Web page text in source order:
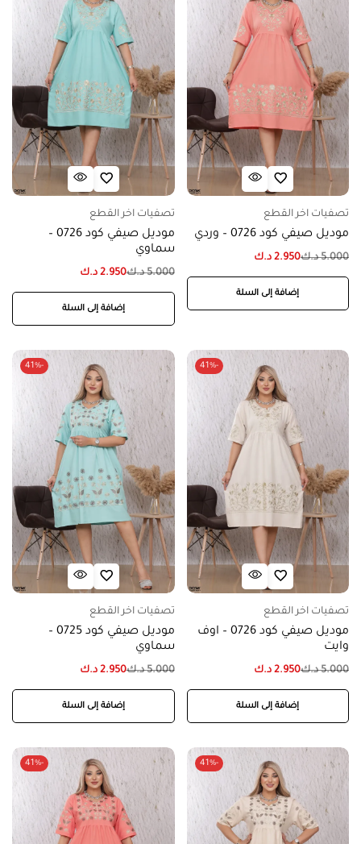
تصفيات اخر القطع
موديل صيفي كود 0726 – وردي
5.000 د.ك2.950 د.ك
إضافة إلى السلة
تصفيات اخر القطع
موديل صيفي كود 0726 –
سماوي
5.000 د.ك2.950 د.ك
إضافة إلى السلة
-41%
تصفيات اخر القطع
موديل صيفي كود 0726 – اوف
وايت
5.000 د.ك2.950 د.ك
إضافة إلى السلة
-41%
تصفيات اخر القطع
موديل صيفي كود 0725 –
سماوي
5.000 د.ك2.950 د.ك
إضافة إلى السلة
-41%
-41%